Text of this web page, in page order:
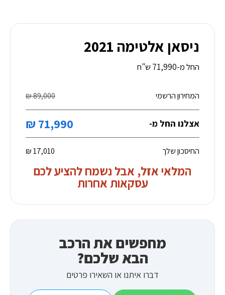
ניסאן אלטימה 2021
החל מ-71,990 ש"ח
המחירון הרשמי 89,000 ₪
אצלנו החל מ- 71,990 ₪
החיסכון שלך 17,010 ₪
המלאי אזל, אבל נשמח להציע לכם
עסקאות אחרות
מחפשים את הרכב
הבא שלכם?
דברו איתנו או השאירו פרטים